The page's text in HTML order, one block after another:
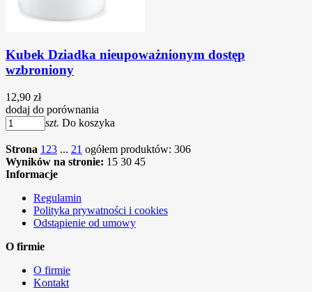
Kubek Dziadka nieupoważnionym dostęp
wzbroniony
12,90 zł
dodaj do porównania
szt. Do koszyka
Strona 1 23 ... 21 ogółem produktów: 306
Wyników na stronie: 15 30 45
Informacje
Regulamin
Polityka prywatności i cookies
Odstąpienie od umowy
O firmie
O firmie
Kontakt